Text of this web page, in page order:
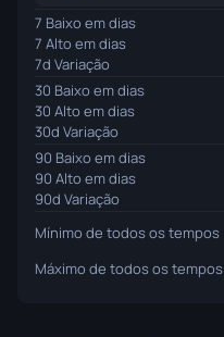
7 Baixo em dias
7 Alto em dias
7d Variação
30 Baixo em dias
30 Alto em dias
30d Variação
90 Baixo em dias
90 Alto em dias
90d Variação
Mínimo de todos os tempos
Máximo de todos os tempos